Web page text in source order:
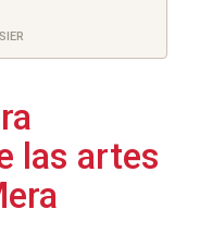
las artes